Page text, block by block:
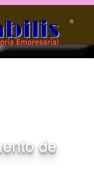
principal
®️
de